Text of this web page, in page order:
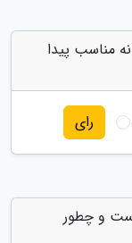
مناسب پیدا
رای
و چطور